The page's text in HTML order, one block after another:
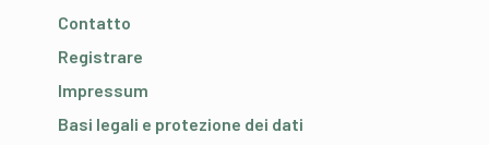
Contatto
Registrare
Impressum
Basi legali e protezione dei dati